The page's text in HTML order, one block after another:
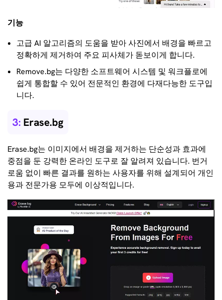
기능
고급 AI 알고리즘의 도움을 받아 사진에서 배경을 빠르고
정확하게 제거하여 주요 피사체가 돋보이게 합니다.
Remove.bg는 다양한 소프트웨어 시스템 및 워크플로에
쉽게 통합할 수 있어 전문적인 환경에 다재다능한 도구입
니다.
3: Erase.bg
Erase.bg는 이미지에서 배경을 제거하는 단순성과 효과에
중점을 둔 강력한 온라인 도구로 잘 알려져 있습니다. 번거
로움 없이 빠른 결과를 원하는 사용자를 위해 설계되어 개인
용과 전문가용 모두에 이상적입니다.